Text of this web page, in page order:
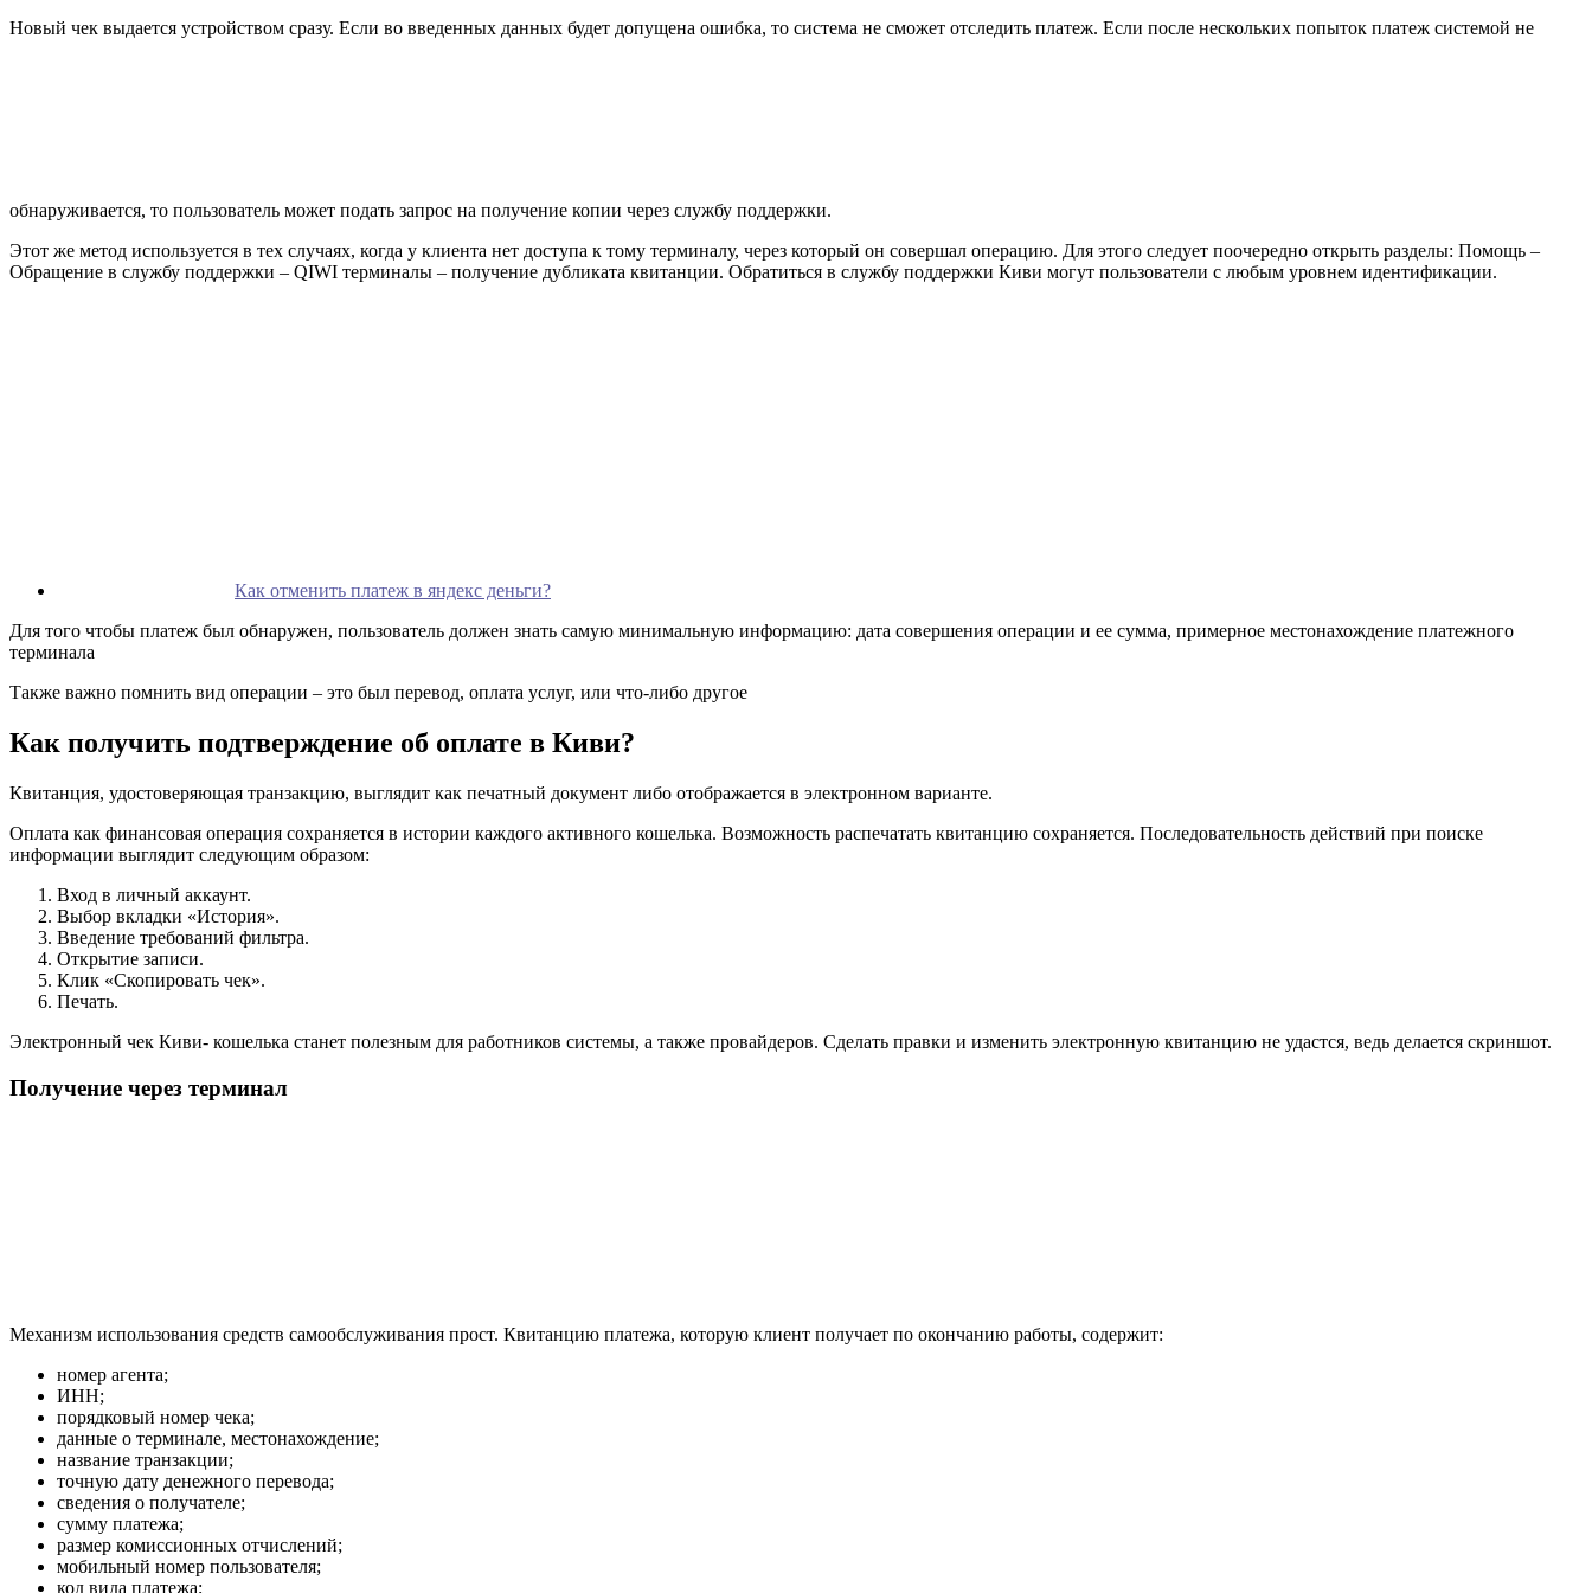
Новый чек выдается устройством сразу. Если во введенных данных будет допущена ошибка, то система не сможет отследить платеж. Если после нескольких попыток платеж системой не
обнаруживается, то пользователь может подать запрос на получение копии через службу поддержки.
Этот же метод используется в тех случаях, когда у клиента нет доступа к тому терминалу, через который он совершал операцию. Для этого следует поочередно открыть разделы: Помощь –
Обращение в службу поддержки – QIWI терминалы – получение дубликата квитанции. Обратиться в службу поддержки Киви могут пользователи с любым уровнем идентификации.
Как отменить платеж в яндекс деньги?
Для того чтобы платеж был обнаружен, пользователь должен знать самую минимальную информацию: дата совершения операции и ее сумма, примерное местонахождение платежного
терминала
Также важно помнить вид операции – это был перевод, оплата услуг, или что-либо другое
Как получить подтверждение об оплате в Киви?
Квитанция, удостоверяющая транзакцию, выглядит как печатный документ либо отображается в электронном варианте.
Оплата как финансовая операция сохраняется в истории каждого активного кошелька. Возможность распечатать квитанцию сохраняется. Последовательность действий при поиске
информации выглядит следующим образом:
Вход в личный аккаунт.
Выбор вкладки «История».
Введение требований фильтра.
Открытие записи.
Клик «Скопировать чек».
Печать.
Электронный чек Киви- кошелька станет полезным для работников системы, а также провайдеров. Сделать правки и изменить электронную квитанцию не удастся, ведь делается скриншот.
Получение через терминал
Механизм использования средств самообслуживания прост. Квитанцию платежа, которую клиент получает по окончанию работы, содержит:
номер агента;
ИНН;
порядковый номер чека;
данные о терминале, местонахождение;
название транзакции;
точную дату денежного перевода;
сведения о получателе;
сумму платежа;
размер комиссионных отчислений;
мобильный номер пользователя;
код вида платежа;